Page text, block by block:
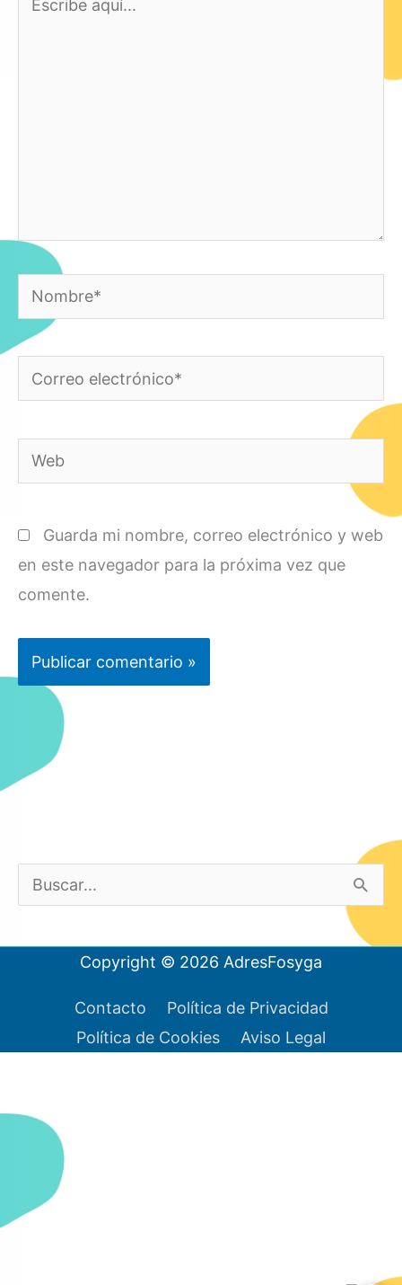
Nombre*
Correo
electrónico*
Web
Guarda mi nombre, correo electrónico y web
en este navegador para la próxima vez que
comente.
u
s
Copyright © 2026 AdresFosyga
Contacto
Política de Privacidad
Política de Cookies
Aviso Legal